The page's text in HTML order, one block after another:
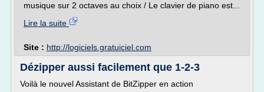
musique sur 2 octaves au choix / Le clavier de piano est...
Lire la suite
Site : http://logiciels.gratuiciel.com
Dézipper aussi facilement que 1-2-3
Voilà le nouvel Assistant de BitZipper en action